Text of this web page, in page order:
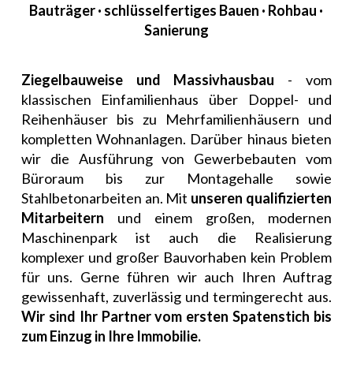
Bauträger · schlüsselfertiges Bauen · Rohbau ·
Sanierung
Ziegelbauweise und Massivhausbau - vom
klassischen Einfamilienhaus über Doppel- und
Reihenhäuser bis zu Mehrfamilienhäusern und
kompletten Wohnanlagen. Darüber hinaus bieten
wir die Ausführung von Gewerbebauten vom
Büroraum bis zur Montagehalle sowie
Stahlbetonarbeiten an. Mit unseren qualifizierten
Mitarbeitern und einem großen, modernen
Maschinenpark ist auch die Realisierung
komplexer und großer Bauvorhaben kein Problem
für uns. Gerne führen wir auch Ihren Auftrag
gewissenhaft, zuverlässig und termingerecht aus.
Wir sind Ihr Partner vom ersten Spatenstich bis
zum Einzug in Ihre Immobilie.